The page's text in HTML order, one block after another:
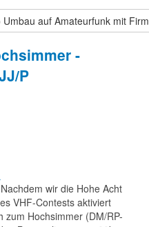
auf Amateurfunk mit
-
P
Nachdem wir die Hohe Acht
VHF-Contests aktiviert
zum Hochsimmer (DM/RP-